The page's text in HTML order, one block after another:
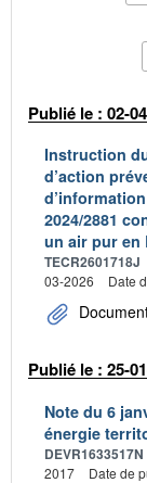
Publié le : 02-
Instruction
d’action
2024/2881
un air pur en
TECR2601718J
03-2026
Date
Publié le : 25-
Note du 6
énergie
DEVR1633517N
2017
Date de